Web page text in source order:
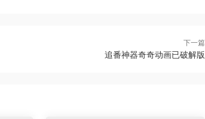
下一篇
追番神器奇奇动画已破解版